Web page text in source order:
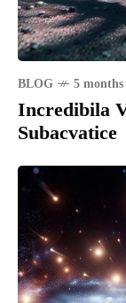
BLOG 5 months
Incredibila
Subacvatice